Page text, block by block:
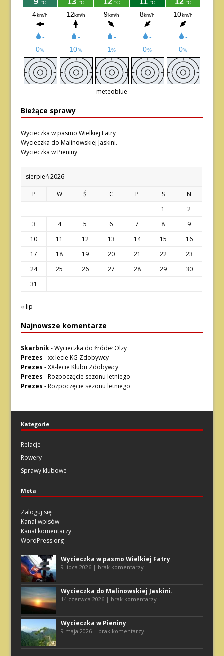
meteoblue
Bieżące sprawy
Wycieczka w pasmo Wielkiej Fatry
Wycieczka do Malinowskiej Jaskini.
Wycieczka w Pieniny
sierpień 2026
P W Ś C P S
N
1
2
3
4 5 6 7 8
9
10
11 12 13 14 15
16
17
18 19 20 21 22
23
24
25 26 27 28 29
30
31
« lip
Najnowsze komentarze
Skarbnik-Wycieczka do źródeł Olzy
Prezes -xx lecie KG Zdobywcy
Prezes -XX-lecie Klubu Zdobywcy
Prezes -Rozpoczęcie sezonu letniego
Prezes -Rozpoczęcie sezonu letniego
Kategorie
Relacje
Rowery
Sprawy klubowe
Meta
Zaloguj się
Kanał wpisów
Kanał komentarzy
WordPress.org
Wycieczka w pasmo Wielkiej Fatry
9 lipca 2026 | brak komentarzy
Wycieczka do Malinowskiej Jaskini.
14 czerwca 2026 | brak komentarzy
Wycieczka w Pieniny
9 maja 2026 | brak komentarzy